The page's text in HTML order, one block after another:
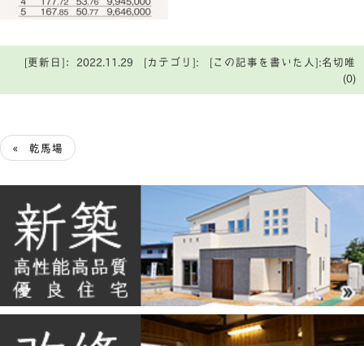
[更新日]：2022.11.29 [カテゴリ]: [この記事を書いた人]:名切唯
(0)
« 乾馬場